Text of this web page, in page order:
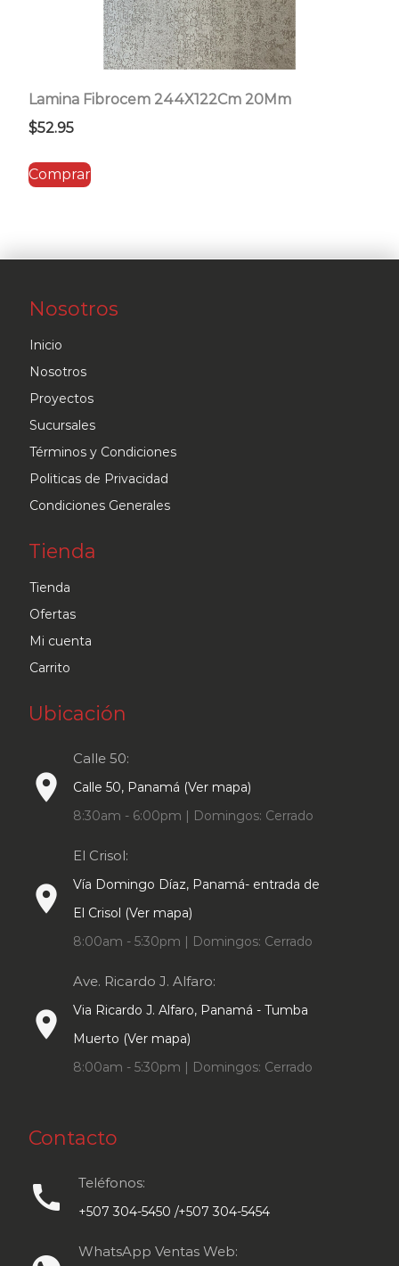
Lamina Fibrocem 244X122Cm 20Mm
$52.95
Comprar
Nosotros
Inicio
Nosotros
Proyectos
Sucursales
Términos y Condiciones
Politicas de Privacidad
Condiciones Generales
Tienda
Tienda
Ofertas
Mi cuenta
Carrito
Ubicación
place
Calle 50:
Calle 50, Panamá (Ver mapa)
8:30am - 6:00pm | Domingos: Cerrado
place
El Crisol:
Vía Domingo Díaz, Panamá- entrada de
El Crisol (Ver mapa)
8:00am - 5:30pm | Domingos: Cerrado
place
Ave. Ricardo J. Alfaro:
Via Ricardo J. Alfaro, Panamá - Tumba
Muerto (Ver mapa)
8:00am - 5:30pm | Domingos: Cerrado
Contacto
call Teléfonos:
+507 304-5450 /+507 304-5454
WhatsApp Ventas Web: